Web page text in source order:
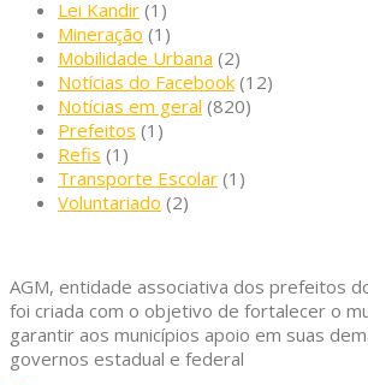
Lei Kandir (1)
Mineração (1)
Mobilidade Urbana (2)
Notícias do Facebook (12)
Notícias em geral (820)
Prefeitos (1)
Refis (1)
Transporte Escolar (1)
Voluntariado (2)
AGM, entidade associativa dos prefeitos
foi criada com o objetivo de fortalecer o
garantir aos municípios apoio em suas
governos estadual e federal